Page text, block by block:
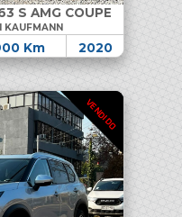
S AMG COUPE
KAUFMANN
Km 2020
VENDIDO